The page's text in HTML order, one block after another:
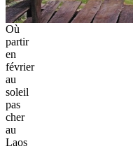
Où
partir
en
février
au
soleil
pas
cher
au
Laos